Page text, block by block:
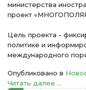
министерства
проект
Цель проекта -
политике и
международного
Опубликовано в
Читать далее ...